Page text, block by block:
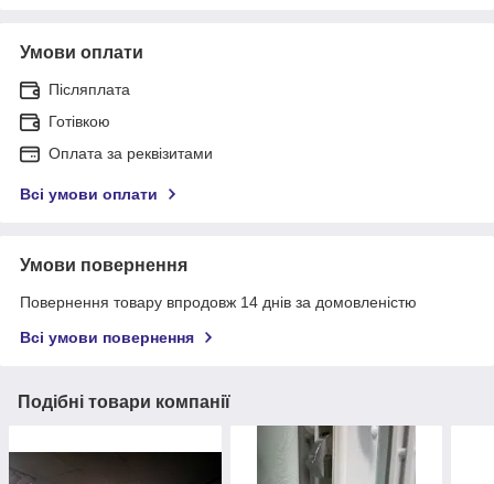
Умови оплати
Післяплата
Готівкою
Оплата за реквізитами
Всі умови оплати
Умови повернення
Повернення товару впродовж 14 днів за домовленістю
Всі умови повернення
Подібні товари компанії